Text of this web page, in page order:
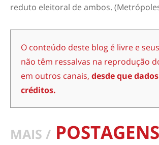
reduto eleitoral de ambos.
O conteúdo deste blog é livre e
não têm ressalvas na reprodução
em outros canais, desde que
créditos.
MAIS / POSTAGENS